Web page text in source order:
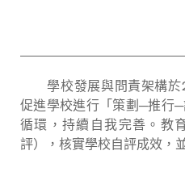
學校發展與問責架構於
促進學校進行「策劃─推行─
循環，持續自我完善。教
評），核實學校自評成效，